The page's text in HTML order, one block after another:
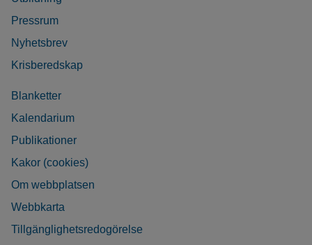
Pressrum
Nyhetsbrev
Krisberedskap
Blanketter
Kalendarium
Publikationer
Kakor (cookies)
Om webbplatsen
Webbkarta
Tillgänglighetsredogörelse